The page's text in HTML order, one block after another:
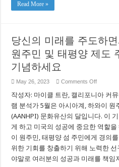
Dương
Thông
Qua
Cách
Bắt
Làm
Chủ
Tương
Của
Bạn
Read More »
당신의 미래를 주도하
원주민 및 태평양 제도
기념하세요
May 26, 2023 Comments Offon
신
의
미
래
를
도
하
면
서
작성자: 마이클 트란, 캘리포니아 커
램 분석가 5월은 아시아계, 하와이 원
(AANHPI) 문화유산의 달입니다. 이
게 하고 미국의 성공에 중요한 역할
이 원주민, 태평양 섬 주민에게 경의
위한 기회를 창출하기 위해 노력한
야말로 여러분의 성공과 미래를 책임